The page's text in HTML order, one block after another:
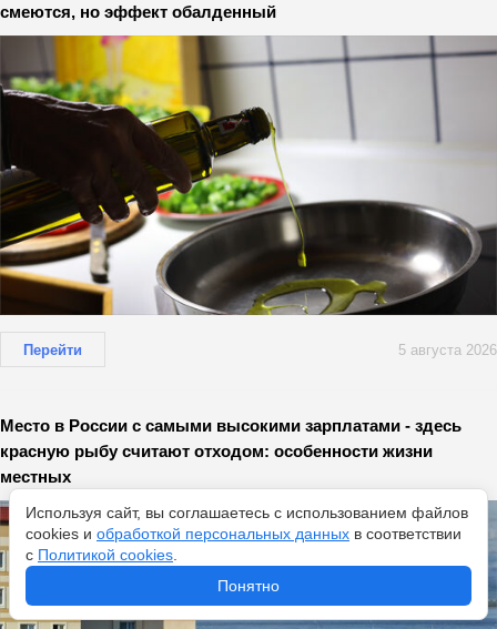
смеются, но эффект обалденный
Перейти 5 августа 2026
Место в России с самыми высокими зарплатами - здесь
красную рыбу считают отходом: особенности жизни
местных
Используя сайт, вы соглашаетесь с использованием файлов
cookies и обработкой персональных данных в соответствии
с Политикой cookies
Понятно